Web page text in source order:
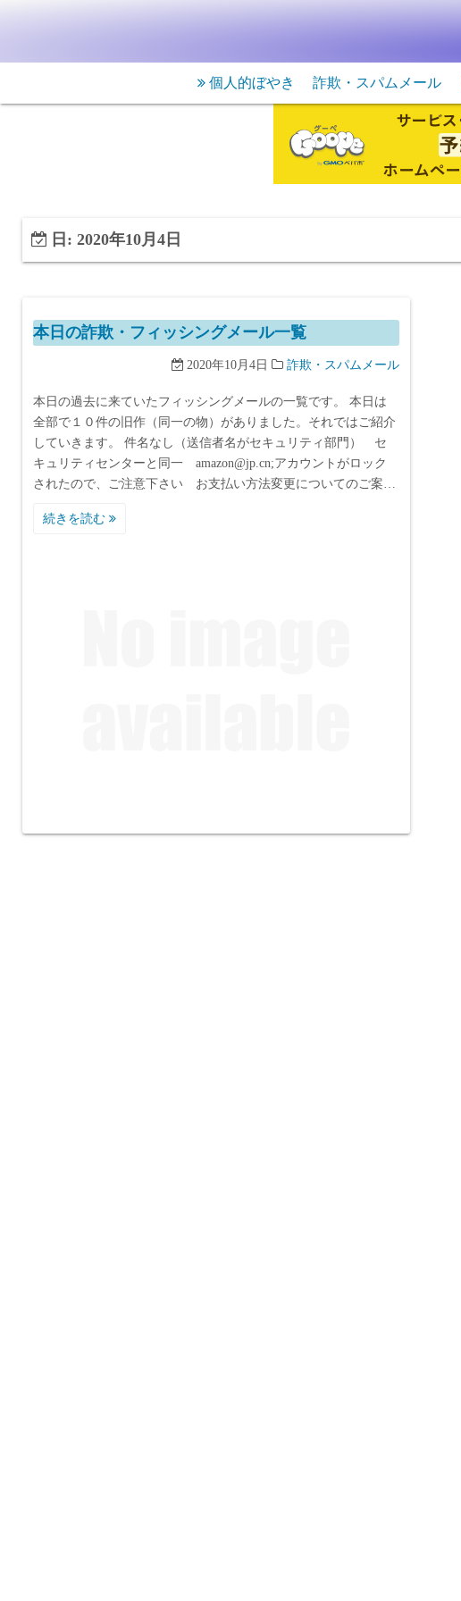
個人的ぼやき 詐欺・スパムメール
日: 2020年10月4日
本日の詐欺・フィッシングメール一覧
2020年10月4日 詐欺・スパムメール
本日の過去に来ていたフィッシングメールの一覧です。 本日は
全部で１０件の旧作（同一の物）がありました。それではご紹介
していきます。 件名なし（送信者名がセキュリティ部門） セ
キュリティセンターと同一 amazon@jp.cn;アカウントがロック
されたので、ご注意下さい お支払い方法変更についてのご案…
続きを読む